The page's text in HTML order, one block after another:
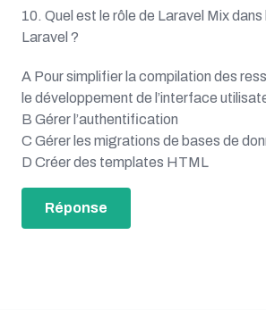
10. Quel est le rôle de Laravel Mix dans
Laravel ?
A Pour simplifier la compilation des
le développement de l’interface
B Gérer l’authentification
C Gérer les migrations de bases de
D Créer des templates HTML
Réponse